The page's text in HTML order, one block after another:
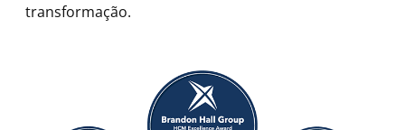
transformação.